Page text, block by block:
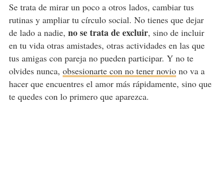
Se trata de mirar un poco a otros lados, cambiar tus
rutinas y ampliar tu círculo social. No tienes que dejar
de lado a nadie, no se trata de excluir, sino de incluir
en tu vida otras amistades, otras actividades en las que
tus amigas con pareja no pueden participar. Y no te
olvides nunca, obsesionarte con no tener noviono va a
hacer que encuentres el amor más rápidamente, sino que
te quedes con lo primero que aparezca.